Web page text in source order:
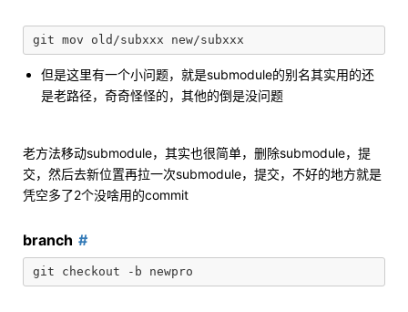
但是这里有一个小问题，就是submodule的别名其实用的还
是老路径，奇奇怪怪的，其他的倒是没问题
老方法移动submodule，其实也很简单，删除submodule，提
交，然后去新位置再拉一次submodule，提交，不好的地方就是
凭空多了2个没啥用的commit
branch